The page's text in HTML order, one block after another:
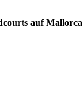
auf Mallorca